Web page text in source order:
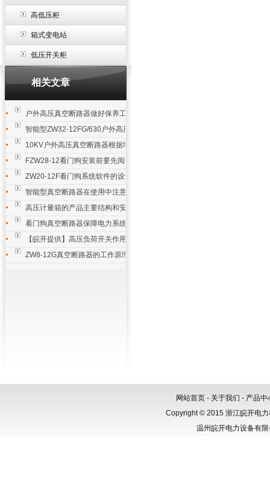
高低压柜
箱式变电站
低压开关柜
相关文章
户外高压真空断路器做好保养工作是必要的
智能型ZW32-12FG/630户外高压真空断路器使用寿命
10KV户外高压真空断路器根据地区选择-产品型号
FZW28-12看门狗安装前要先阅读说明
ZW20-12F看门狗系统软件的设计思路
智能型真空断路器在使用中注意事项
高压计量箱的产品主要结构和安装接线方法
看门狗真空断路器保障电力系统的可靠性
【皖开提供】高压负荷开关作用与用途，特点
ZW8-12G真空断路器的工作原理与应用领域解析
网站首页 - 关于我们 - 产品中
Copyright © 2015 浙江皖开电
温州皖开电力设备有